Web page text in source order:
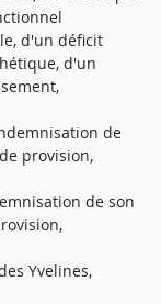
d'un déficit
d'un
de
provision,
de son
Yvelines,